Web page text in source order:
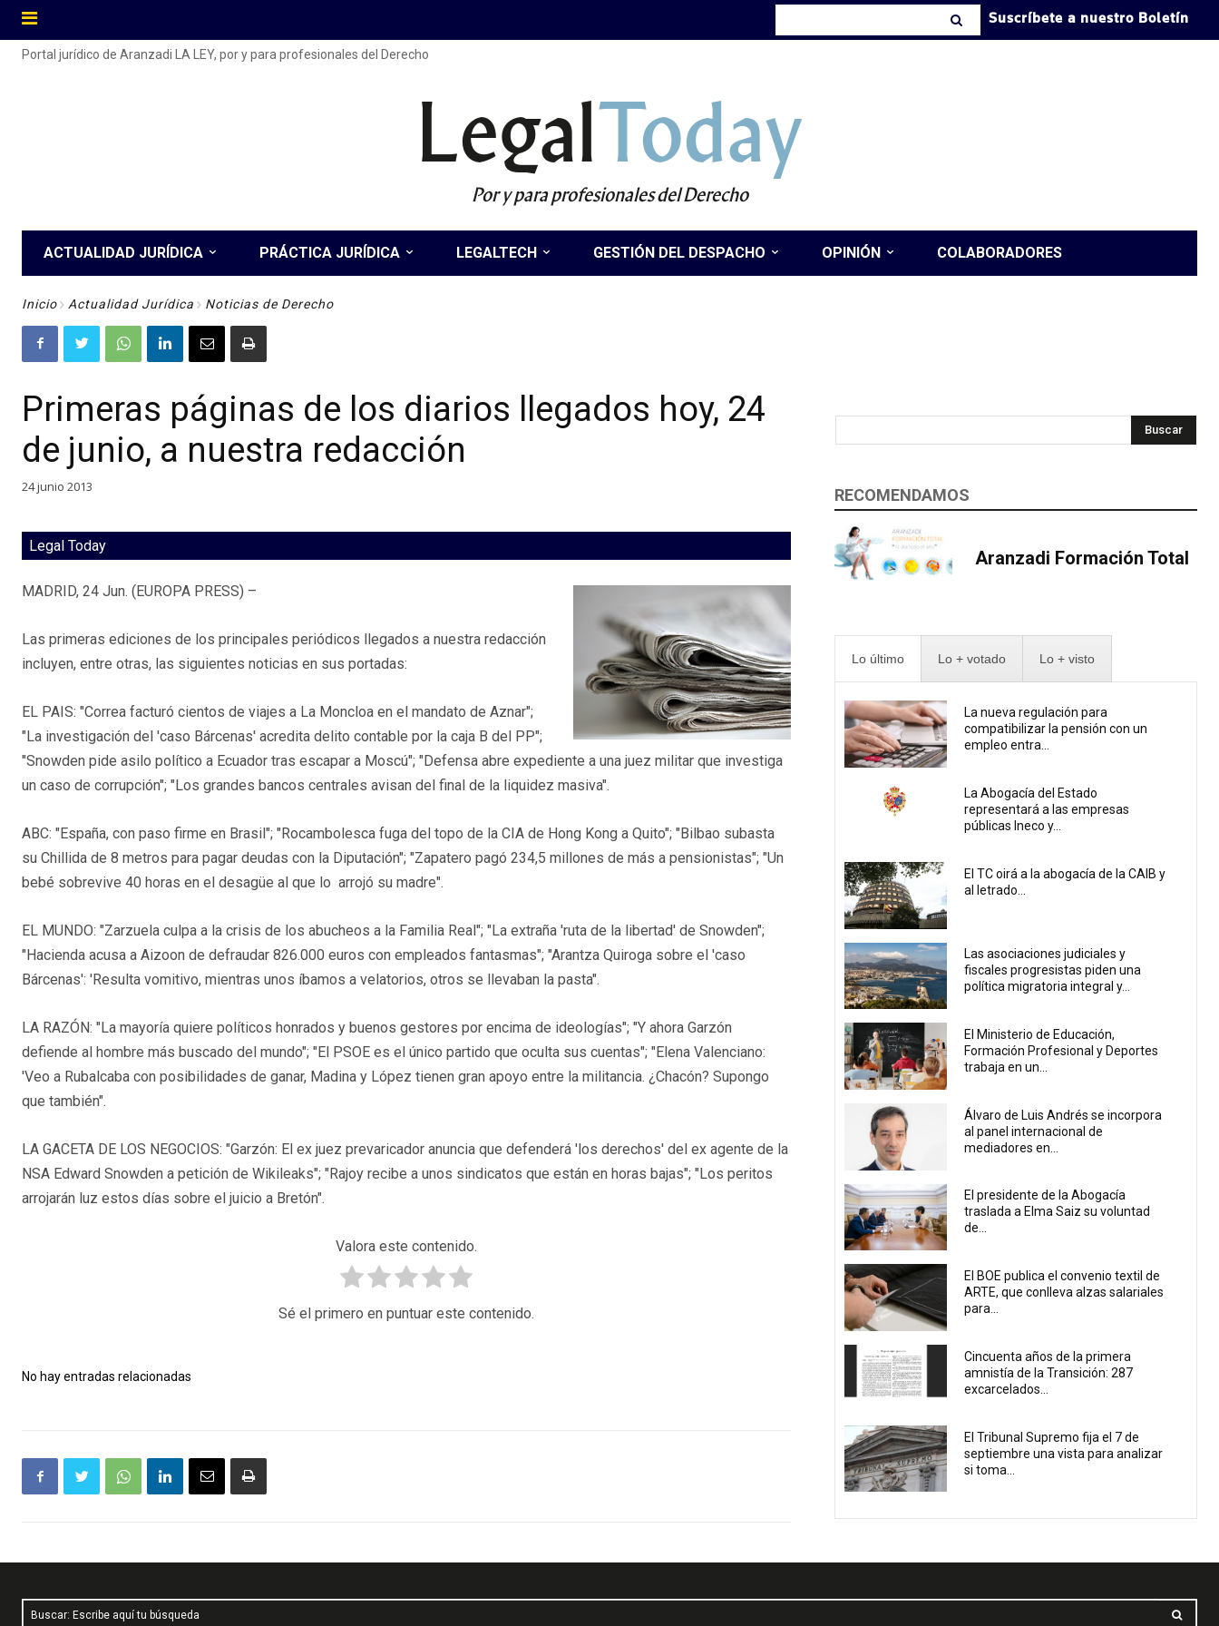
Suscríbete a nuestro Boletín
Portal jurídico de Aranzadi LA LEY, por y para profesionales del Derecho
LegalToday
Por y para profesionales del Derecho
ACTUALIDAD JURÍDICA PRÁCTICA JURÍDICA LEGALTECH GESTIÓN DEL DESPACHO OPINIÓN COLABORADORES
Inicio Actualidad Jurídica Noticias de Derecho
Primeras páginas de los diarios llegados hoy, 24
de junio, a nuestra redacción
24 junio 2013
Legal Today
MADRID, 24 Jun. (EUROPA PRESS) –
Las primeras ediciones de los principales periódicos llegados a nuestra redacción
incluyen, entre otras, las siguientes noticias en sus portadas:
EL PAIS: "Correa facturó cientos de viajes a La Moncloa en el mandato de Aznar";
"La investigación del 'caso Bárcenas' acredita delito contable por la caja B del PP";
"Snowden pide asilo político a Ecuador tras escapar a Moscú"; "Defensa abre expediente a una juez militar que investiga
un caso de corrupción"; "Los grandes bancos centrales avisan del final de la liquidez masiva".
ABC: "España, con paso firme en Brasil"; "Rocambolesca fuga del topo de la CIA de Hong Kong a Quito"; "Bilbao subasta
su Chillida de 8 metros para pagar deudas con la Diputación"; "Zapatero pagó 234,5 millones de más a pensionistas"; "Un
bebé sobrevive 40 horas en el desagüe al que lo arrojó su madre".
EL MUNDO: "Zarzuela culpa a la crisis de los abucheos a la Familia Real"; "La extraña 'ruta de la libertad' de Snowden";
"Hacienda acusa a Aizoon de defraudar 826.000 euros con empleados fantasmas"; "Arantza Quiroga sobre el 'caso
Bárcenas': 'Resulta vomitivo, mientras unos íbamos a velatorios, otros se llevaban la pasta".
LA RAZÓN: "La mayoría quiere políticos honrados y buenos gestores por encima de ideologías"; "Y ahora Garzón
defiende al hombre más buscado del mundo"; "El PSOE es el único partido que oculta sus cuentas"; "Elena Valenciano:
'Veo a Rubalcaba con posibilidades de ganar, Madina y López tienen gran apoyo entre la militancia. ¿Chacón? Supongo
que también".
LA GACETA DE LOS NEGOCIOS: "Garzón: El ex juez prevaricador anuncia que defenderá 'los derechos' del ex agente de la
NSA Edward Snowden a petición de Wikileaks"; "Rajoy recibe a unos sindicatos que están en horas bajas"; "Los peritos
arrojarán luz estos días sobre el juicio a Bretón".
Valora este contenido.
Sé el primero en puntuar este contenido.
No hay entradas relacionadas
Buscar
RECOMENDAMOS
Aranzadi Formación Total
Lo último Lo + votado Lo + visto
La nueva regulación para
compatibilizar la pensión con un
empleo entra...
La Abogacía del Estado
representará a las empresas
públicas Ineco y...
El TC oirá a la abogacía de la CAIB y
al letrado...
Las asociaciones judiciales y
fiscales progresistas piden una
política migratoria integral y...
El Ministerio de Educación,
Formación Profesional y Deportes
trabaja en un...
Álvaro de Luis Andrés se incorpora
al panel internacional de
mediadores en...
El presidente de la Abogacía
traslada a Elma Saiz su voluntad
de...
El BOE publica el convenio textil de
ARTE, que conlleva alzas salariales
para...
Cincuenta años de la primera
amnistía de la Transición: 287
excarcelados...
El Tribunal Supremo fija el 7 de
septiembre una vista para analizar
si toma...
Buscar: Escribe aquí tu búsqueda